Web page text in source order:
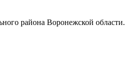
района Воронежской области.